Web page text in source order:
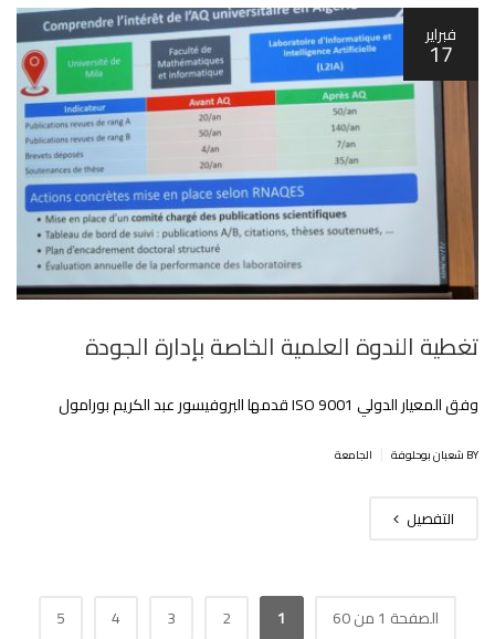
فبراير
17
تغطية الندوة العلمية الخاصة بإدارة الجودة
وفق المعيار الدولي ISO 9001 قدمها البروفيسور عبد الكريم بورامول
BY شعبان بوحلوفة الجامعة
التفصيل
الصفحة 1 من 60 1
2
3
4
5